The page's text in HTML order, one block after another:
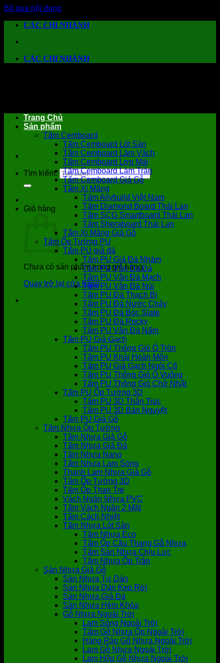
Bỏ qua nội dung
CÁC CHI NHÁNH
CÁC CHI NHÁNH
Tìm kiếm:
Giỏ hàng
Chưa có sản phẩm trong giỏ hàng.
Quay trở lại cửa hàng
Trang Chủ
Sản phẩm
Tấm Cemboard
Tấm Cemboard Lót Sàn
Tấm Cemboard Làm Vách
Tấm Cemboard Lợp Mái
Tấm Cemboard Làm Trần
Tấm Cemboard Giả Gỗ
Tấm Xi Măng
Tấm Allybuild Việt Nam
Tấm Diamond Board Thái Lan
Tấm SCG Smartboard Thái Lan
Tấm Sheraboard Thái Lan
Tấm Xi Măng Giả Gỗ
Tấm Ốp Tường PU
Tấm PU giả đá
Tấm PU Giả Đá Nhám
Tấm PU Vân Da Đá
Tấm PU Vân Đá Mạch
Tấm PU Vân Đá Núi
Tấm PU Đá Thạch Bì
Tấm PU Đá Nước Chảy
Tấm PU Đá Bóc Slate
Tấm PU Đá Rocky
Tấm PU Vân Đá Nấm
Tấm PU Giả Gạch
Tấm PU Thông Gió Ô Tròn
Tấm PU Khải Hoàn Môn
Tấm PU Giả Gạch Ngói Cổ
Tấm PU Thông Gió Ô Vuông
Tấm PU Thông Gió Chữ Nhật
Tấm PU Ốp Tường 3D
Tấm PU 3D Thân Trúc
Tấm PU 3D Bán Nguyệt
Tấm PU Giả Gỗ
Tấm Nhựa Ốp Tường
Tấm Nhựa Giả Gỗ
Tấm Nhựa Giả Đá
Tấm Nhựa Nano
Tấm Nhựa Lam Sóng
Thanh Lam Nhựa Giả Gỗ
Tấm Ốp Tường 3D
Tấm Ốp Than Tre
Vách Ngăn Nhựa PVC
Tấm Vách Ngăn 2 Mặt
Tấm Cách Nhiệt
Tấm Nhựa Lót Sàn
Tấm Nhựa Eco
Tấm Ốp Cầu Thang Gỗ Nhựa
Tấm Sàn Nhựa Chịu Lực
Tấm Nhựa Ốp Trần
Sàn Nhựa Giả Gỗ
Sàn Nhựa Tự Dán
Sàn Nhựa Dán Keo Rời
Sàn Nhựa Giả Đá
Sàn Nhựa Hèm Khóa
Gỗ Nhựa Ngoài Trời
Lam Sóng Ngoài Trời
Tấm Gỗ Nhựa Ốp Ngoài Trời
Hàng Rào Gỗ Nhựa Ngoài Trời
Lam Gỗ Nhựa Ngoài Trời
Lam Hộp Gỗ Nhựa Ngoài Trời